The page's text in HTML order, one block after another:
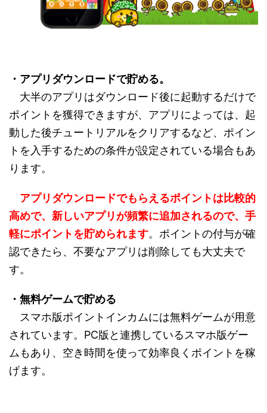
・アプリダウンロードで貯める。
大半のアプリはダウンロード後に起動するだけで
ポイントを獲得できますが、アプリによっては、起
動した後チュートリアルをクリアするなど、ポイン
トを入手するための条件が設定されている場合もあ
ります。
アプリダウンロードでもらえるポイントは比較的
高めで、新しいアプリが頻繁に追加されるので、手
軽にポイントを貯められます。ポイントの付与が確
認できたら、不要なアプリは削除しても大丈夫で
す。
・無料ゲームで貯める
スマホ版ポイントインカムには無料ゲームが用意
されています。PC版と連携しているスマホ版ゲー
ムもあり、空き時間を使って効率良くポイントを稼
げます。